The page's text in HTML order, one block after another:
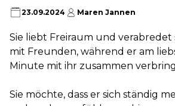
23.09.2024 Maren Jannen
Sie liebt Freiraum und verabredet
mit Freunden, während er am
Minute mit ihr zusammen
Sie möchte, dass er sich ständig